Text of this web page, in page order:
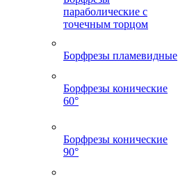
параболические с
точечным торцом
Борфрезы пламевидные
Борфрезы конические
60°
Борфрезы конические
90°